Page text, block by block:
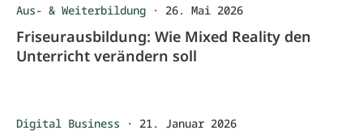
Aus- & Weiterbildung · 26. Mai 2026
Friseurausbildung: Wie Mixed Reality den
Unterricht verändern soll
Digital Business · 21. Januar 2026